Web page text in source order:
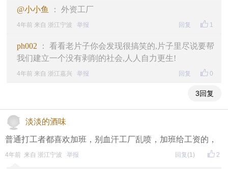
@小小鱼 ： 外资工厂
1
4年前 来自 浙江宁波 举报 回复
ph002 ： 看看老片子你会发现很搞笑的,片子里尽说要帮
我们建立一个没有剥削的社会,人人自力更生!
0
4年前 来自 浙江嘉兴 举报 回复
3回复
淡淡的酒味
普通打工者都喜欢加班，别血汗工厂乱喷，加班给工资的，
2
4年前 来自 浙江宁波 举报 回复 (1)